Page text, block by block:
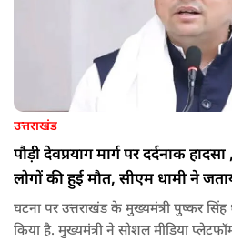
उत्तराखंड
पौड़ी देवप्रयाग मार्ग पर दर्दनाक
लोगों की हुई मौत, सीएम धामी ने
घटना पर उत्तराखंड के मुख्यमंत्री पुष्कर
किया है. मुख्यमंत्री ने सोशल मीडिया